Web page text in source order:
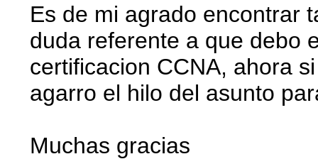
Es de mi agrado encontrar
duda referente a que debo
certificacion CCNA, ahora
agarro el hilo del asunto
Muchas gracias